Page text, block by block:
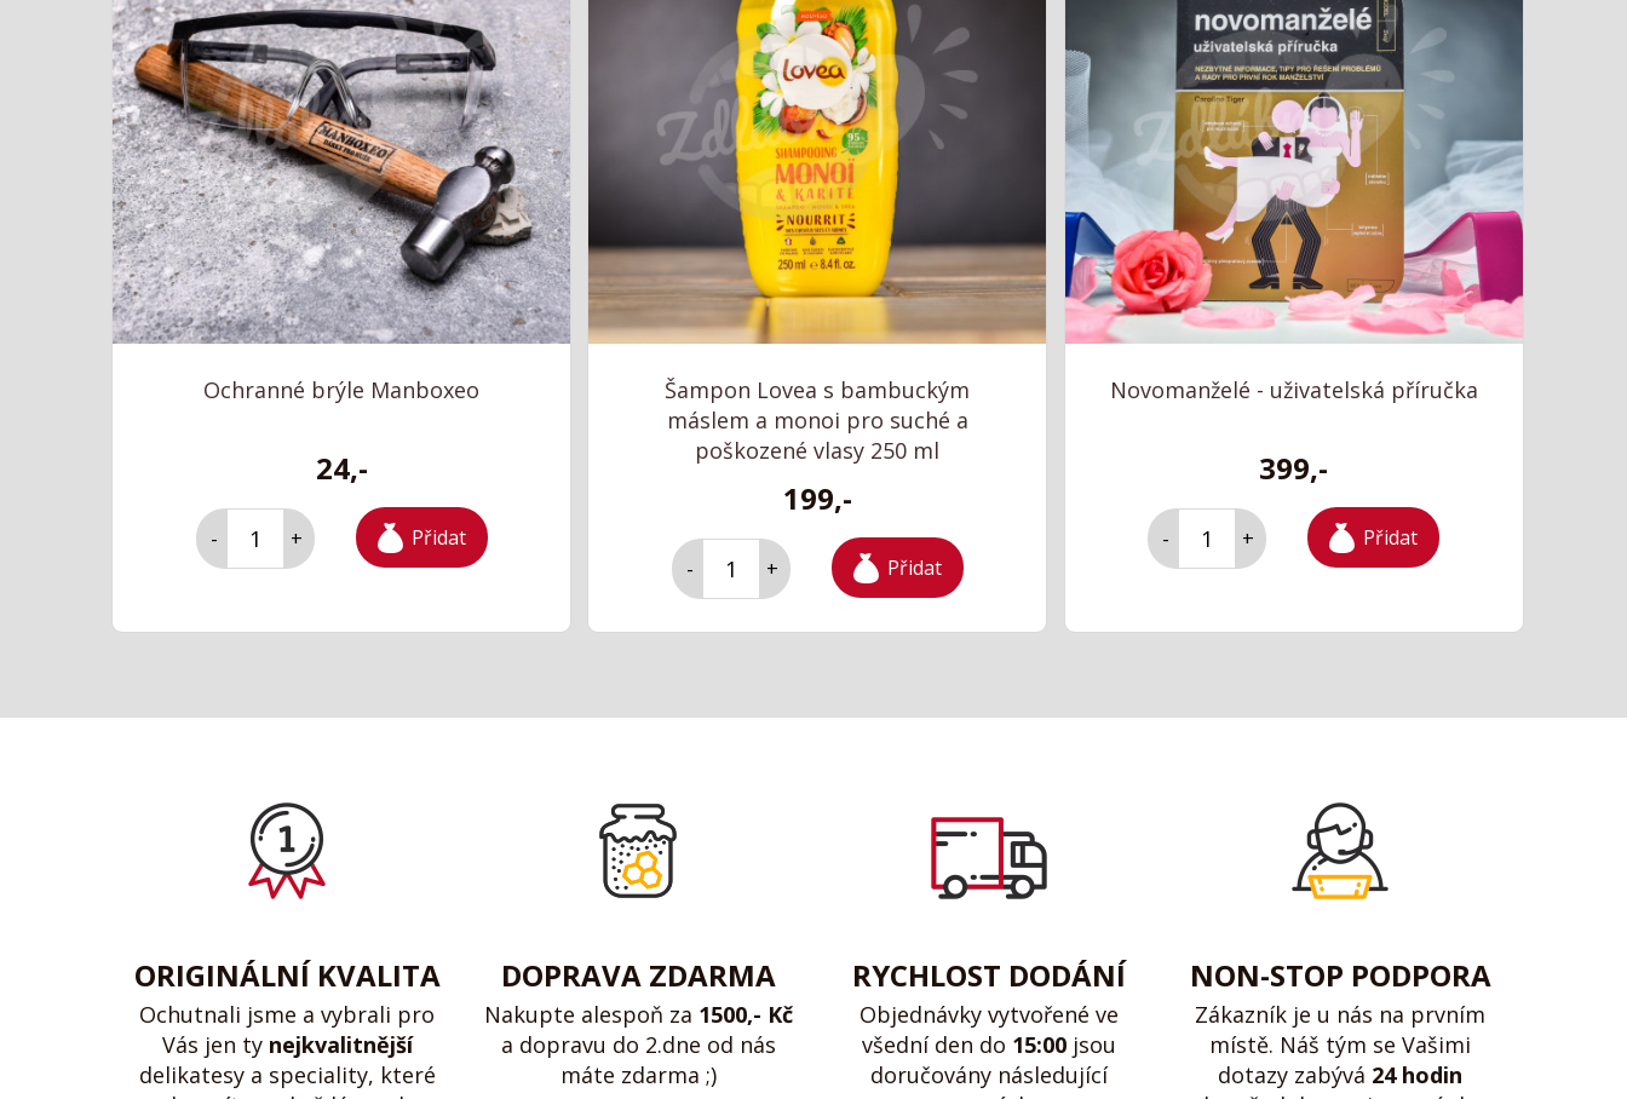
Ochranné brýle Manboxeo
24,-
- + Přidat
Šampon Lovea s bambuckým
máslem a monoi pro suché a
poškozené vlasy 250 ml
199,-
- + Přidat
Novomanželé - uživatelská příručka
399,-
- + Přidat
ORIGINÁLNÍ KVALITA
Ochutnali jsme a vybrali pro
Vás jen ty nejkvalitnější
delikatesy a speciality, které
DOPRAVA ZDARMA
Nakupte alespoň za 1500,- Kč
a dopravu do 2.dne od nás
máte zdarma ;)
RYCHLOST DODÁNÍ
Objednávky vytvořené ve
všední den do 15:00 jsou
doručovány následující
NON-STOP PODPORA
Zákazník je u nás na prvním
místě. Náš tým se Vašimi
dotazy zabývá 24 hodin